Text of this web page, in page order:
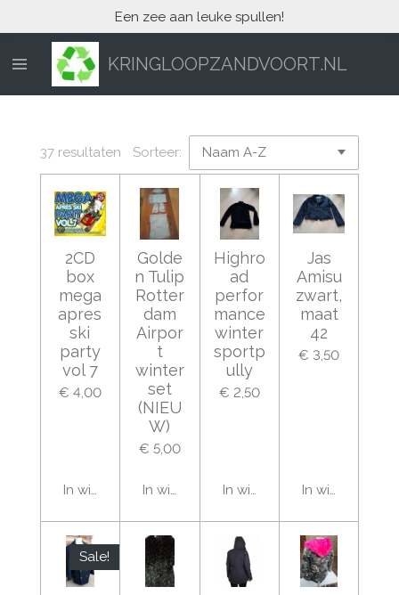
direct
naar
hoofdinhoud
KRINGLOOPZANDVOORT.NL
Een zee aan leuke spullen!
37 resultaten Sorteer:
2CD
box
mega
apres
ski
party
vol 7
€ 4,00
In winkelwagen
Golde
n Tulip
Rotter
dam
Airpor
t
winter
set
(NIEU
W)
€ 5,00
In winkelwagen
Highro
ad
perfor
mance
winter
sportp
ully
€ 2,50
In winkelwagen
Jas
Amisu
zwart,
maat
42
€ 3,50
In
Sale!